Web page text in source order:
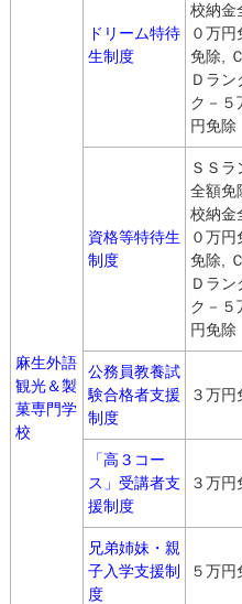
麻生外語
観光＆製
菓専門学
校
ドリーム特待
生制度
校納金
０万
免除,
Ｄラ
ク－５
円免除
資格等特待生
制度
ＳＳ
全額免
校納金
０万
免除,
Ｄラ
ク－５
円免除
公務員教養試
験合格者支援
制度
３万円
「高３コー
ス」受講者支
援制度
３万円
兄弟姉妹・親
子入学支援制
度
５万円